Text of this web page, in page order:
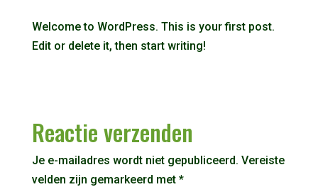
Welcome to WordPress. This is your first post.
Edit or delete it, then start writing!
Reactie verzenden
Je e-mailadres wordt niet gepubliceerd. Vereiste
velden zijn gemarkeerd met *